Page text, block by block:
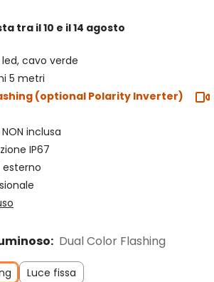
tra il 10 e il 14 agosto
led, cavo verde
5 metri
(optional Polarity Inverter)
inclusa
IP67
esterno
Dual Color Flashing
Luce fissa